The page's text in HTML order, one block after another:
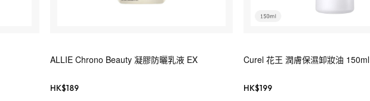
ALLIE Chrono Beauty 凝膠防曬乳液 EX
HK$189
Curel 花王 潤膚保濕卸妝油 150ml
HK$199